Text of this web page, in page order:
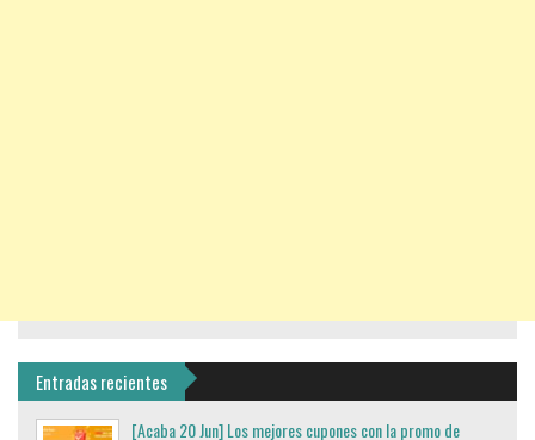
Entradas recientes
[Acaba 20 Jun] Los mejores cupones con la promo de